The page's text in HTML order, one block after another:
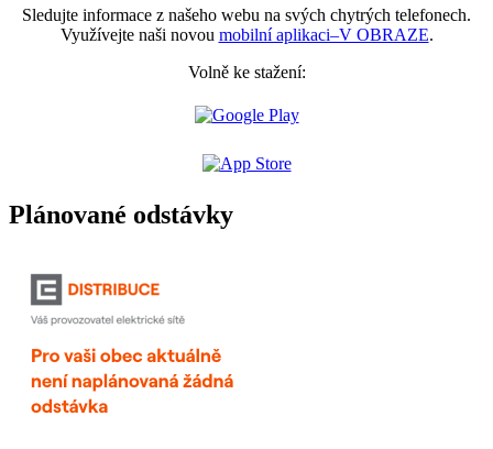
Sledujte informace z našeho webu na svých chytrých telefonech.
Využívejte naši novou mobilní aplikaci–V OBRAZE.
Volně ke stažení:
Plánované odstávky